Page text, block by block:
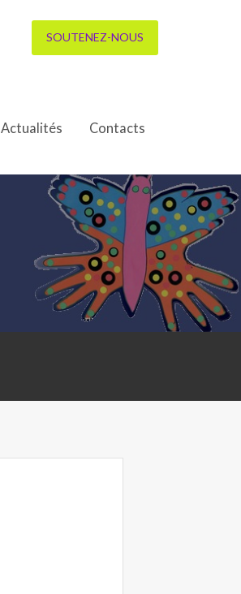
SOUTENEZ-NOUS
Actualités Contacts